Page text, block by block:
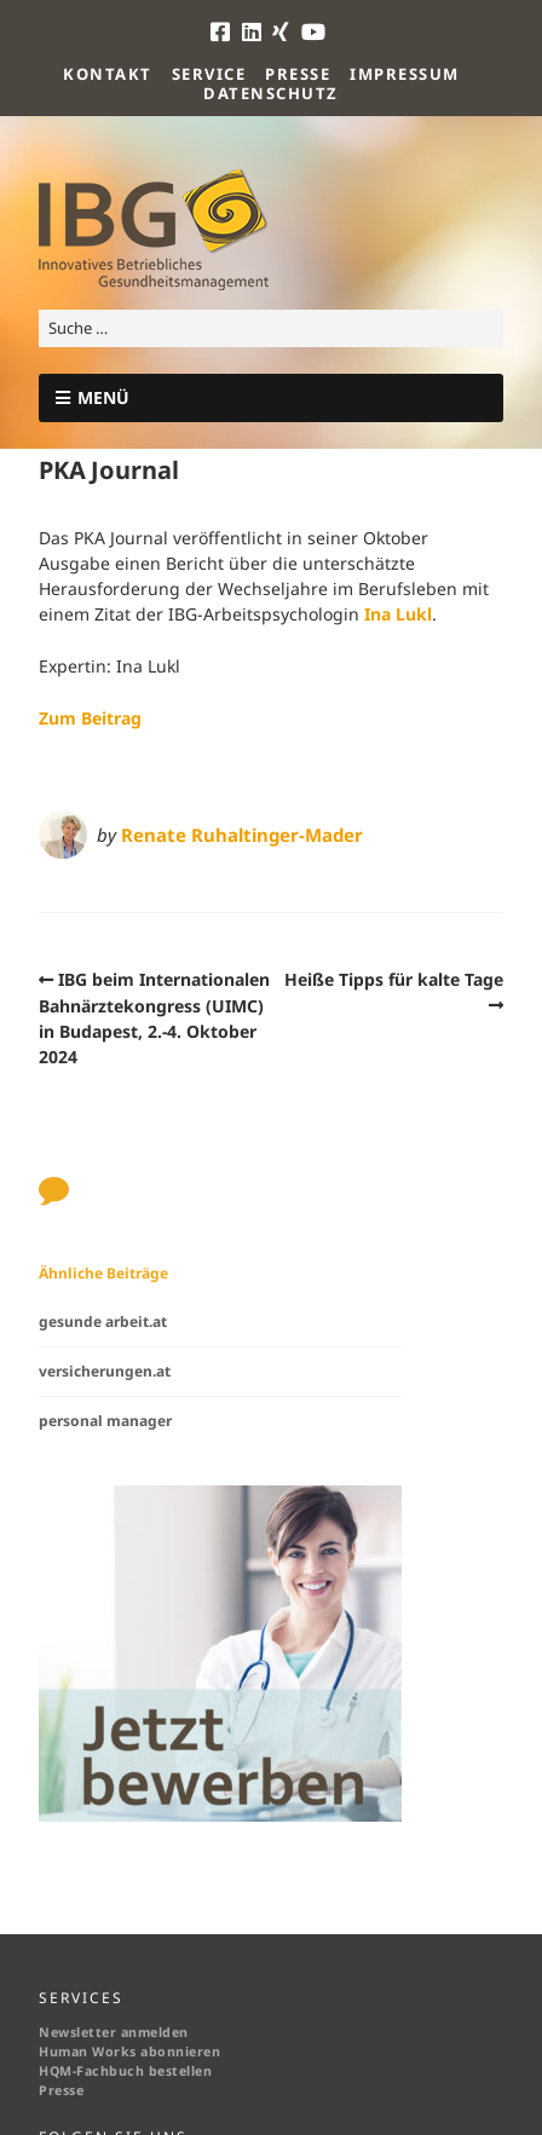
KONTAKT SERVICE PRESSE
IMPRESSUM
DATENSCHUTZ
MENÜ
PKA Journal
Das PKA Journal veröffentlicht in seiner Oktober
Ausgabe einen Bericht über die unterschätzte
Herausforderung der Wechseljahre im Berufsleben mit
einem Zitat der IBG-Arbeitspsychologin Ina Lukl.
Expertin: Ina Lukl
Zum Beitrag
by Renate Ruhaltinger-Mader
IBG beim Internationalen
Bahnärztekongress (UIMC)
in Budapest, 2.-4. Oktober
2024
Heiße Tipps für kalte Tage
Ähnliche Beiträge
gesunde arbeit.at
versicherungen.at
personal manager
SERVICES
Newsletter anmelden
Human Works abonnieren
HQM-Fachbuch bestellen
Presse